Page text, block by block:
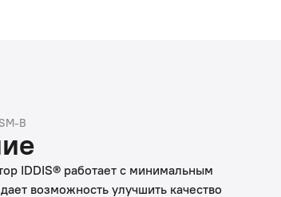
B
IDDIS® работает с минимальным
возможность улучшить качество